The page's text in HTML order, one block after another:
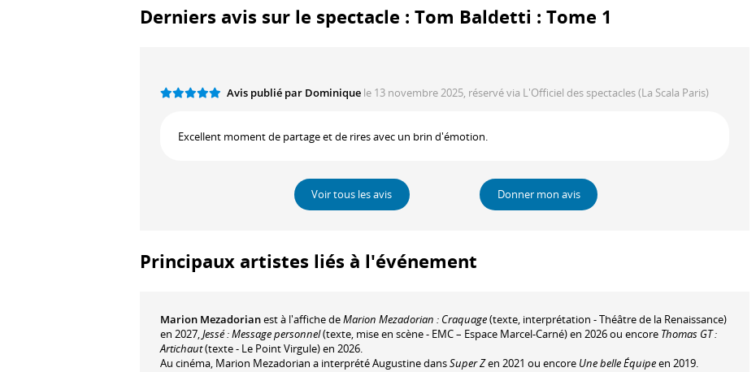
Derniers avis sur le spectacle : Tom Baldetti : Tome 1
Avis publié par Dominique le 13 novembre 2025, réservé via L'Officiel des spectacles(La Scala Paris)
Excellent moment de partage et de rires avec un brin d'émotion.
Voir tous les avis Donner mon avis
Principaux artistes liés à l'événement
Marion Mezadorianest à l'affiche deMarion Mezadorian : Craquage(texte, interprétation - Théâtre de la Renaissance)
en 2027,Jessé : Message personnel(texte, mise en scène - EMC – Espace Marcel-Carné) en 2026 ou encore Thomas GT :
Artichaut(texte - Le Point Virgule) en 2026.
Au cinéma, Marion Mezadorian a interprété Augustine dansSuper Zen 2021 ou encore Une belle Équipeen 2019.